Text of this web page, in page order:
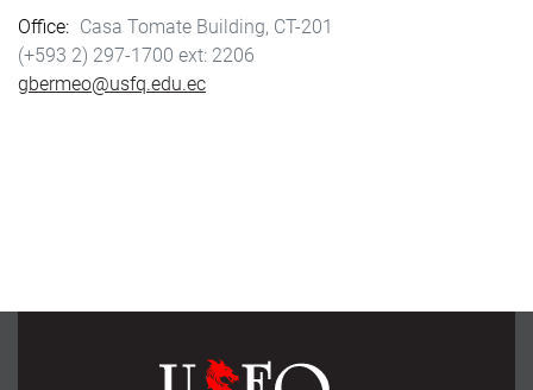
Office
Casa Tomate Building, CT-201
(+593 2) 297-1700
2206
gbermeo@usfq.edu.ec